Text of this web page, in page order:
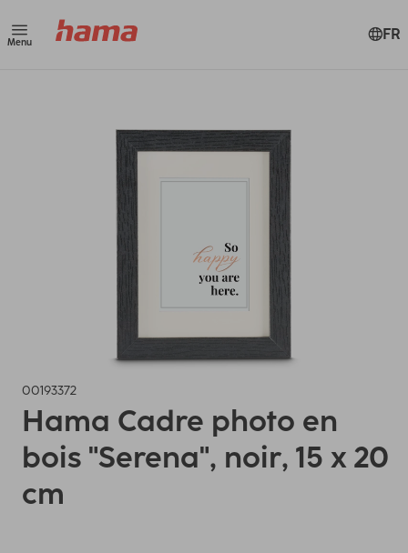
Menu FR
00193372
Hama Cadre photo en
bois "Serena", noir, 15 x 20
cm